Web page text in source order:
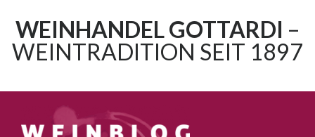
WEINHANDEL GOTTARDI –
WEINTRADITION SEIT 1897